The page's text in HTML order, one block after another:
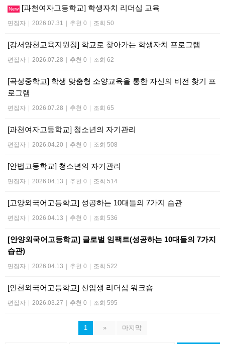
New [과천여자고등학교] 학생자치 리더십 교육
편집자 2026.07.31 추천 0 조회 50
[강서양천교육지원청] 학교로 찾아가는 학생자치 프로그램
편집자 2026.07.28 추천 0 조회 62
[곡성중학교] 학생 맞춤형 소양교육을 통한 자신의 비전 찾기 프
로그램
편집자 2026.07.28 추천 0 조회 65
[과천여자고등학교] 청소년의 자기관리
편집자 2026.04.20 추천 0 조회 508
[안법고등학교] 청소년의 자기관리
편집자 2026.04.13 추천 0 조회 514
[고양외국어고등학교] 성공하는 10대들의 7가지 습관
편집자 2026.04.13 추천 0 조회 536
[안양외국어고등학교] 글로벌 임팩트(성공하는 10대들의 7가지
습관)
편집자 2026.04.13 추천 0 조회 522
[인천외국어고등학교] 신입생 리더십 워크숍
편집자 2026.03.27 추천 0 조회 595
1 » 마지막